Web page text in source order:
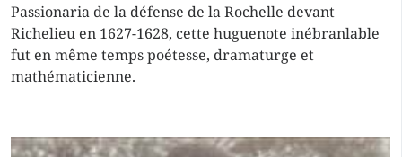
Passionaria de la défense de la Rochelle devant
Richelieu en 1627-1628, cette huguenote inébranlable
fut en même temps poétesse, dramaturge et
mathématicienne.